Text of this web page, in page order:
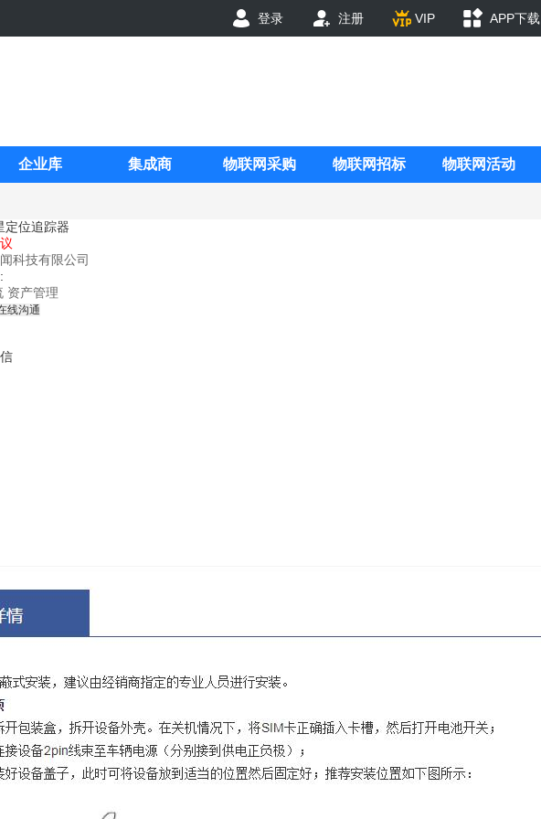
登录 注册 VIP APP下载
企业库 集成商 物联网采购 物联网招标 物联网活动
定位追踪器
科技有限公司
资产管理
线沟通